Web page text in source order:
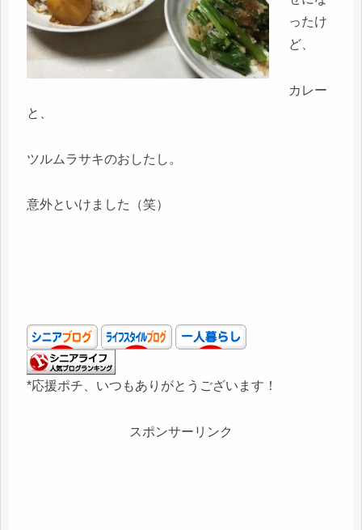
ったけ
ど、
カレー
と、
ツルムラサキのおしたし。
意外といけました（笑）
*応援ポチ、いつもありがとうございます！
スポンサーリンク